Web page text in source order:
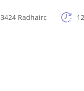
3424 Radhairc